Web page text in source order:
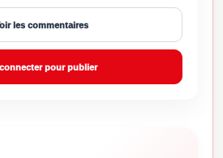
les commentaires
pour publier